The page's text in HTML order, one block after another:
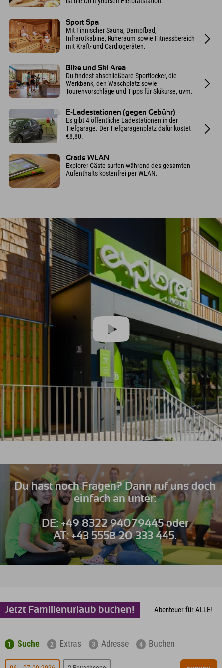
Sport Spa
Mit Finnischer Sauna, Dampfbad,
Infrarotkabine, Ruheraum sowie Fitnessbereich
mit Kraft- und Cardiogeräten.
Bike und Ski Area
Du findest abschließbare Sportlocker, die
Werkbank, den Waschplatz sowie
Tourenvorschläge und Tipps für Skikurse, uvm.
E-Ladestationen (gegen Gebühr)
Es gibt 4 öffentliche Ladestationen in der
Tiefgarage. Der Tiefgaragenplatz dafür kostet
€8,80.
Gratis WLAN
Explorer Gäste surfen während des gesamten
Aufenthalts kostenfrei per WLAN.
Du hast noch Fragen? Dann ruf uns doch
einfach an unter:
DE: +49 8322 94079445 oder
AT: +43 5558 20 333 445.
Jetzt Familienurlaub buchen! Abenteuer für ALLE!
1 Suche 2 Extras 3 Adresse 4 Buchen